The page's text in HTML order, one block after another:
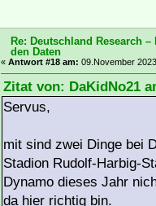
Re: Deutschland Research –
den Daten
« Antwort #18 am: 09.November
Zitat von: DaKidNo21
Servus,
mit sind zwei Dinge bei
Stadion Rudolf-Harbig-
Dynamo dieses Jahr
da hier richtig bin.